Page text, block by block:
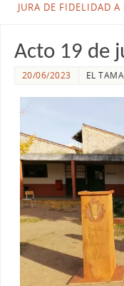
JURA DE FIDELIDAD
Acto 19 de
20/06/2023 EL